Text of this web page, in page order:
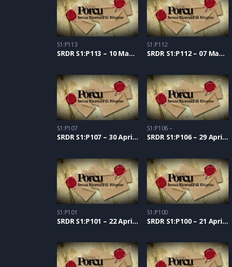
S1:P113
SRDR S1:P113 – 10 Maggio 2021
S1:P112
SRDR S1:P112 – 07 Maggio 2021
S1:P107
SRDR S1:P107 – 30 Aprile 2021
S1:P106 –
SRDR S1:P106 – 29 Aprile 2021
S1:P101
SRDR S1:P101 – 22 Aprile 2021
S1:P100
SRDR S1:P100 – 21 Aprile 2021